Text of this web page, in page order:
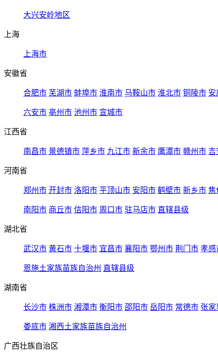
大兴安岭地区
上海
上海市
安徽省
合肥市 芜湖市 蚌埠市 淮南市 马鞍山市 淮北市 铜陵市 安
六安市 亳州市 池州市 宣城市
江西省
南昌市 景德镇市 萍乡市 九江市 新余市 鹰潭市 赣州市 吉
河南省
郑州市 开封市 洛阳市 平顶山市 安阳市 鹤壁市 新乡市 焦
南阳市 商丘市 信阳市 周口市 驻马店市 直辖县级
湖北省
武汉市 黄石市 十堰市 宜昌市 襄阳市 鄂州市 荆门市 孝感
恩施土家族苗族自治州 直辖县级
湖南省
长沙市 株洲市 湘潭市 衡阳市 邵阳市 岳阳市 常德市 张家
娄底市 湘西土家族苗族自治州
广西壮族自治区